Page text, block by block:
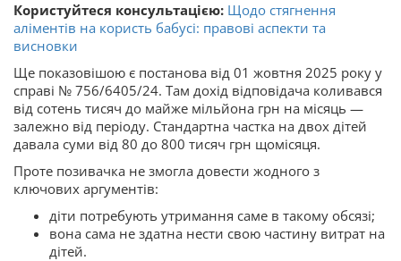
Користуйтеся консультацією: Щодо стягнення
аліментів на користь бабусі: правові аспекти та
висновки
Ще показовішою є постанова від 01 жовтня 2025 року у
справі № 756/6405/24. Там дохід відповідача коливався
від сотень тисяч до майже мільйона грн на місяць —
залежно від періоду. Стандартна частка на двох дітей
давала суми від 80 до 800 тисяч грн щомісяця.
Проте позивачка не змогла довести жодного з
ключових аргументів:
діти потребують утримання саме в такому обсязі;
вона сама не здатна нести свою частину витрат на
дітей.